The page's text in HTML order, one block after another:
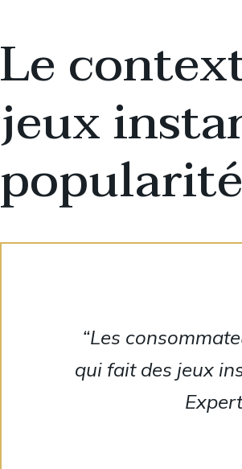
Le
jeux
popularité
“Les
qui fait des jeux